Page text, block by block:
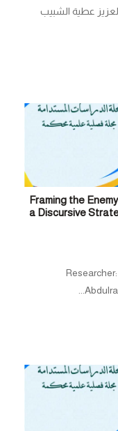
عطية الشبيب
Framing the
a Discursive